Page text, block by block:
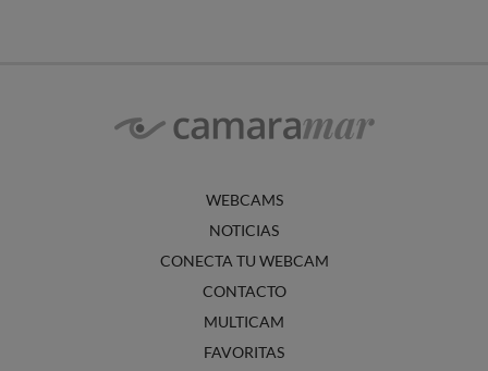
WEBCAMS
NOTICIAS
CONECTA TU WEBCAM
CONTACTO
MULTICAM
FAVORITAS